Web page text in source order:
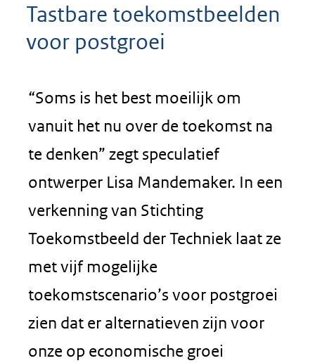
Tastbare toekomstbeelden
voor postgroei
“Soms is het best moeilijk om
vanuit het nu over de toekomst na
te denken” zegt speculatief
ontwerper Lisa Mandemaker. In een
verkenning van Stichting
Toekomstbeeld der Techniek laat ze
met vijf mogelijke
toekomstscenario’s voor postgroei
zien dat er alternatieven zijn voor
onze op economische groei